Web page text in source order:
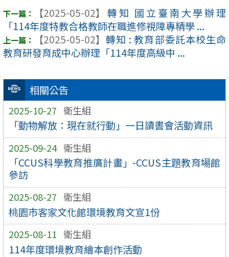
相關公告
2025-10-27 衛生組
「動物解放：現在就行動」一日讀書會活動資訊
2025-09-24 衛生組
「CCUS科學教育推廣計畫」-CCUS主題教育場館
參訪
2025-08-27 衛生組
桃園市客家文化館環境教育文宣1份
2025-08-11 衛生組
114年度環境教育繪本創作活動
【2025-05-02】
轉知 國立臺南大學辦理
「114年度特教合格教師在職進修視障專精學 ...
【2025-05-02】 轉知 : 教育部委託本校生命
教育研發育成中心辦理「114年度高級中 ...